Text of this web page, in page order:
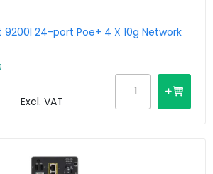
24-port Poe+ 4 X 10g Network
Excl. VAT